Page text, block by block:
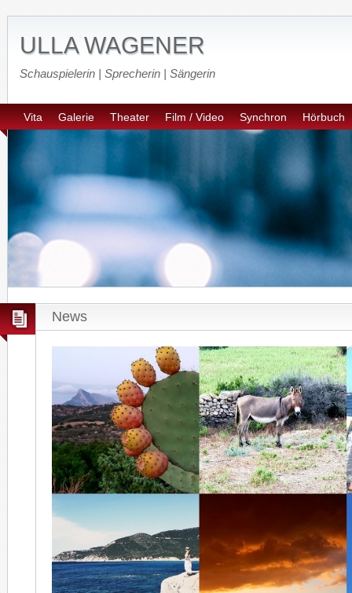
ULLA WAGENER
Schauspielerin | Sprecherin | Sängerin
Vita Galerie Theater Film / Video Synchron Hörbuch
News